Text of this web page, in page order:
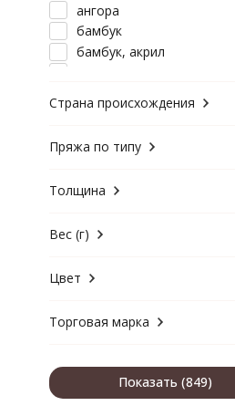
ангора
бамбук
бамбук, акрил
вискоза, полиамид
вискоза, шерсть
кашемир
кашемир, шерсть
лен
лен, хлопок, вискоза
меринос
микрополиэстер
Страна происхождения
Пряжа по типу
Толщина
Вес (г)
Цвет
Торговая марка
Показать